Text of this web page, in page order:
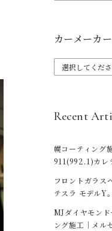
カーメーカ
Recent
幌コーティング
911(992.1)カレ
フロントガラス
テスラ モデルY。
MJダイヤモンド
ング施工｜メル